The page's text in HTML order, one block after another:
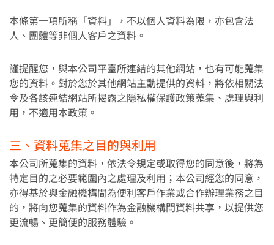
與我聯繫
乘車碼
合作通路
合作通路
本月新增
執行減碳任務
去哪裡愛地球
排行榜
本條第一項所稱「資料」，不以個人資料為限，亦包含法
人、團體等非個人客戶之資料。
謹提醒您，與本公司平臺所連結的其他網站，也有可能蒐集
您的資料。對於您於其他網站主動提供的資料，將依相關法
令及各該連結網站所揭露之隱私權保護政策蒐集、處理與利
用，不適用本政策。
三、資料蒐集之目的與利用
本公司所蒐集的資料，依法令規定或取得您的同意後，將為
特定目的之必要範圍內之處理及利用；本公司經您的同意，
亦得基於與金融機構間為便利客戶作業或合作辦理業務之目
的，將向您蒐集的資料作為金融機構間資料共享，以提供您
更流暢、更簡便的服務體驗。